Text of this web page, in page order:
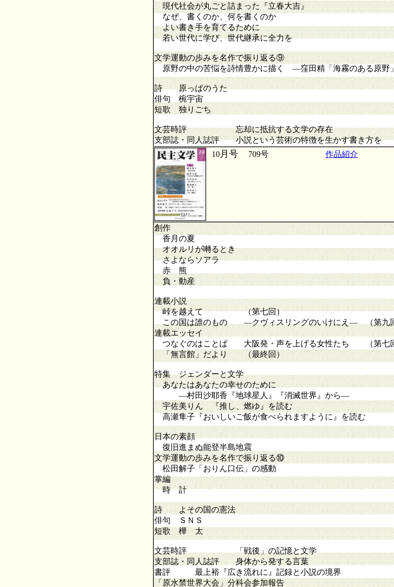
現代社会が丸ごと詰まった『立春大吉』
なぜ、書くのか、何を書くのか
よい書き手を育てるために
若い世代に学び、世代継承に全力を
文学運動の歩みを名作で振り返る⑨
原野の中の苦悩を詩情豊かに描く ―窪田精「海霧のある原野
詩 原っぱのうた
俳句 椀宇宙
短歌 独りごち
文芸時評 忘却に抵抗する文学の存在
支部誌・同人誌評 小説という芸術の特徴を生かす書き方を
10月号 709号 作品紹介
創作
香月の夏
オオルリが囀るとき
さよならソアラ
赤 熊
負・動産
連載小説
峠を越えて （第七回）
この国は誰のもの ―クヴィスリングのいけにえ― （第九
連載エッセイ
つなぐのはことば 大阪発・声を上げる女性たち （第七
「無言館」だより （最終回）
特集 ジェンダーと文学
あなたはあなたの幸せのために
―村田沙耶香『地球星人』『消滅世界』から―
宇佐美りん 『推し、燃ゆ』を読む
高瀬隼子『おいしいご飯が食べられますように』を読む
日本の素顔
復旧進まぬ能登半島地震
文学運動の歩みを名作で振り返る⑩
松田解子「おりん口伝」の感動
掌編
時 計
詩 よその国の憲法
俳句 ＳＮＳ
短歌 樺 太
文芸時評 「戦後」の記憶と文学
支部誌・同人誌評 身体から発する言葉
書評 最上裕『広き流れに』記録と小説の境界
「原水禁世界大会」分科会参加報告